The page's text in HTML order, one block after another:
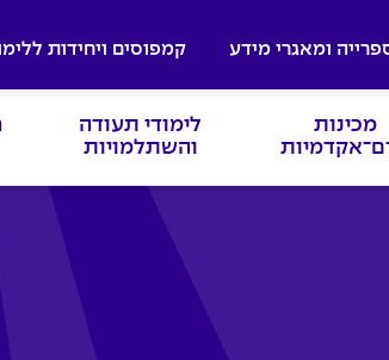
ומאגרי מידע קמפוסים ויחידות
מכינות
לימודי תעודה
והשתלמויות